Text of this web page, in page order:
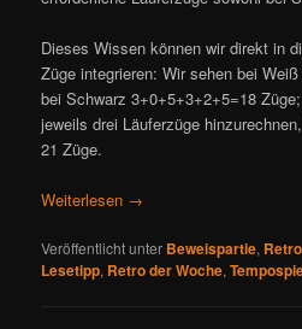
Dieses Wissen können wir direkt in
Züge integrieren: Wir sehen bei
bei Schwarz 3+0+5+3+2+5=18
jeweils drei Läuferzüge
21 Züge.
Weiterlesen →
Veröffentlicht unter Beweispartie,
Lesetipp, Retro der Woche,